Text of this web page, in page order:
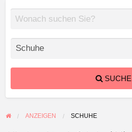
SUCHE
ANZEIGEN SCHUHE